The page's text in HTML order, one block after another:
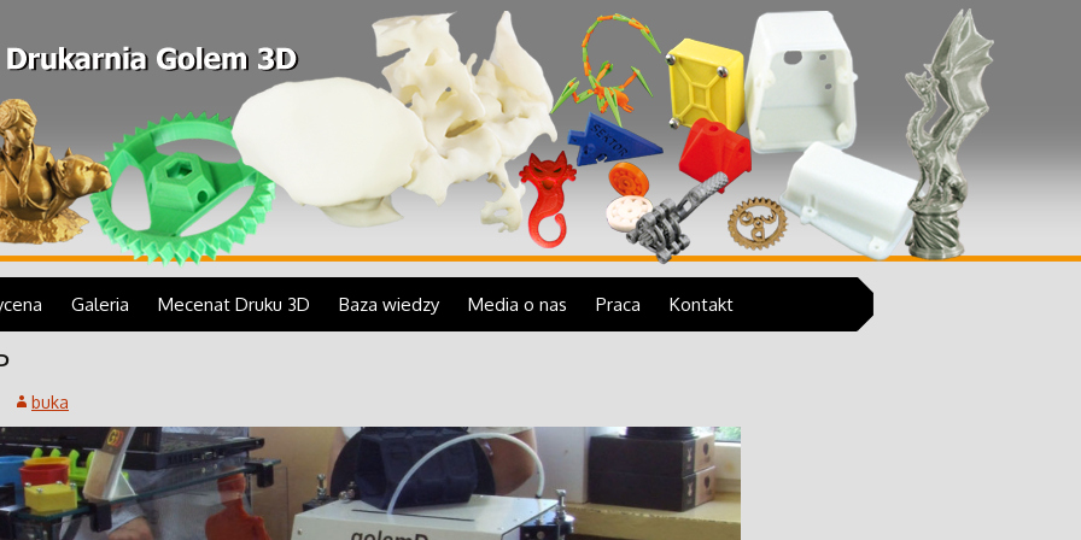
3D
sztuki, krótkie serie produktów, makiety, w tym architektoniczne, odlewy wydruków 3D w
3D.
MJP
druk z żywicy
Galeria
medycyna
makiety, repliki, statuetki,
figury
Mecenat Druku 3D Baza wiedzy
Krótka historia druku 3D
Jak działa drukarka 3D
Media o nas Praca Kontakt
buka